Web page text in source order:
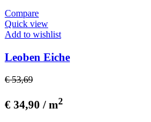
Compare
Quick view
Add to wishlist
Leoben Eiche
€ 53,69
€ 34,90 / m2